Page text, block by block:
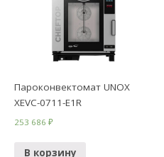
Пароконвектомат UNOX
XEVC-0711-E1R
253 686₽
В корзину